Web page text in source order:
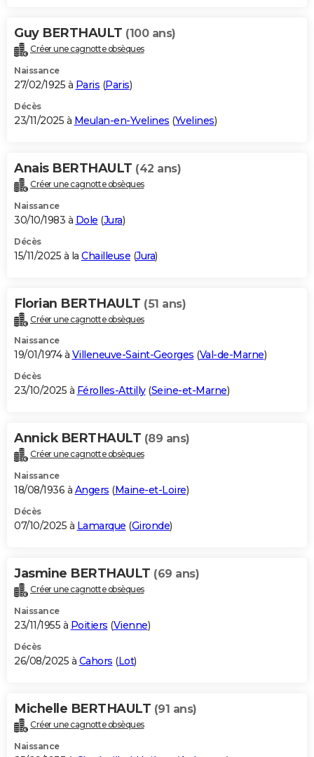
Guy BERTHAULT (100 ans)
Créer une cagnotte obsèques
Naissance
27/02/1925 à Paris (Paris)
Décès
23/11/2025 à Meulan-en-Yvelines (Yvelines)
Anais BERTHAULT (42 ans)
Créer une cagnotte obsèques
Naissance
30/10/1983 à Dole (Jura)
Décès
15/11/2025 à la Chailleuse (Jura)
Florian BERTHAULT (51 ans)
Créer une cagnotte obsèques
Naissance
19/01/1974 à Villeneuve-Saint-Georges (Val-de-Marne)
Décès
23/10/2025 à Férolles-Attilly(Seine-et-Marne)
Annick BERTHAULT (89 ans)
Créer une cagnotte obsèques
Naissance
18/08/1936 à Angers (Maine-et-Loire)
Décès
07/10/2025 à Lamarque (Gironde)
Jasmine BERTHAULT (69 ans)
Créer une cagnotte obsèques
Naissance
23/11/1955 à Poitiers (Vienne)
Décès
26/08/2025 à Cahors (Lot)
Michelle BERTHAULT (91 ans)
Créer une cagnotte obsèques
Naissance